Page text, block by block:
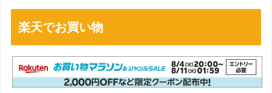
楽天でお買い物